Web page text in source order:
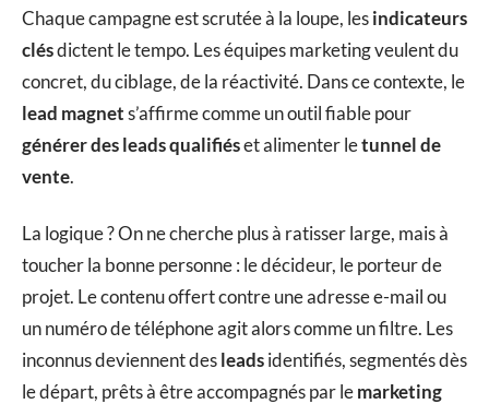
Chaque campagne est scrutée à la loupe, lesindicateurs
clésdictent le tempo. Les équipes marketing veulent du
concret, du ciblage, de la réactivité. Dans ce contexte, le
lead magnets’affirme comme un outil fiable pour
générer des leads qualifiéset alimenter letunnel de
vente.
La logique ? On ne cherche plus à ratisser large, mais à
toucher la bonne personne : le décideur, le porteur de
projet. Le contenu offert contre une adresse e-mail ou
un numéro de téléphone agit alors comme un filtre. Les
inconnus deviennent desleadsidentifiés, segmentés dès
le départ, prêts à être accompagnés par lemarketing